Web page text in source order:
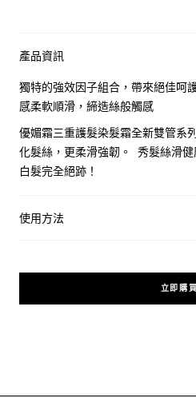
產品資訊
獨特的強效因子組合，帶來絕佳呵
感柔軟順滑，締造絲般觸感
優媚霜三重護髮染髮霜全新雙管系
化髮絲，更柔滑強韌。 秀髮絲滑健
白髮完全絕跡！
使用方法
立即購買